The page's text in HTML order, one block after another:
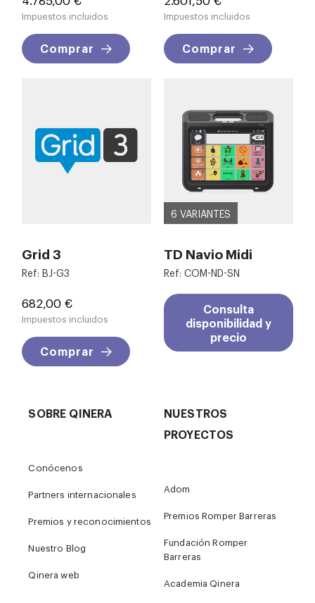
Impuestos incluidos
Comprar
Impuestos incluidos
Comprar
Grid 3
Ref: BJ-G3
Precio
682,00 €
Impuestos incluidos
Comprar
6 VARIANTES
TD Navio Midi
Ref: COM-ND-SN
Consulta
disponibilidad y
precio
SOBRE QINERA
Conócenos
Partners internacionales
Premios y reconocimientos
Nuestro Blog
Qinera web
NUESTROS
PROYECTOS
Adom
Premios Romper Barreras
Fundación Romper
Barreras
Academia Qinera